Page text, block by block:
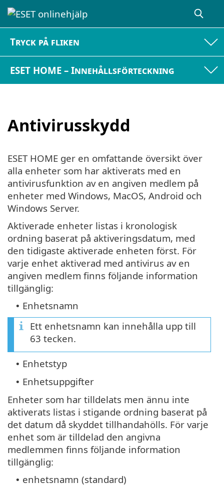
Tryck på fliken
ESET HOME – Innehållsförteckning
Antivirusskydd
ESET HOME ger en omfattande översikt över
alla enheter som har aktiverats med en
antivirusfunktion av en angiven medlem på
enheter med Windows, MacOS, Android och
Windows Server.
Aktiverade enheter listas i kronologisk
ordning baserat på aktiveringsdatum, med
den tidigaste aktiverade enheten först. För
varje enhet aktiverad med antivirus av en
angiven medlem finns följande information
tillgänglig:
• Enhetsnamn
Ett enhetsnamn kan innehålla upp till
63 tecken.
• Enhetstyp
• Enhetsuppgifter
Enheter som har tilldelats men ännu inte
aktiverats listas i stigande ordning baserat på
det datum då skyddet tillhandahölls. För varje
enhet som är tilldelad den angivna
medlemmen finns följande information
tillgänglig:
• enhetsnamn (standard)